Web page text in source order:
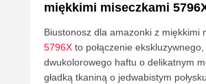
miękkimi miseczkami
Biustonosz dla amazonki z miękkimi
5796X to połączenie ekskluzywnego,
dwukolorowego haftu o delikatnym
gładką tkaniną o jedwabistym